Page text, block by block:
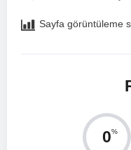
Sayfa görüntüleme
0%